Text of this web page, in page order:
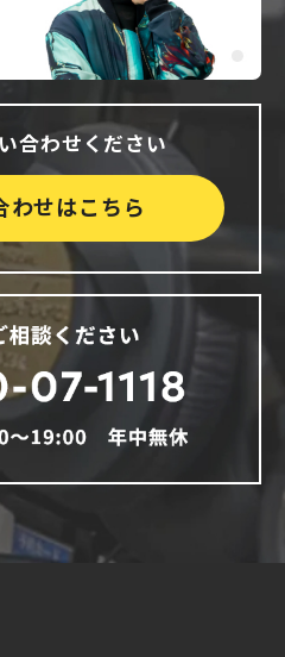
合わせください
わせはこちら